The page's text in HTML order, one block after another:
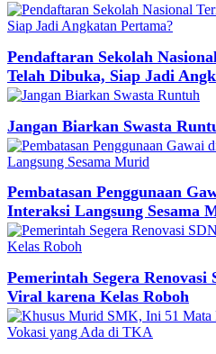
Pendaftaran Sekolah
Telah Dibuka, Siap Jadi
Jangan Biarkan Swasta
Pembatasan Penggunaan
Interaksi Langsung Sesama
Pemerintah Segera Renovasi
Viral karena Kelas Roboh